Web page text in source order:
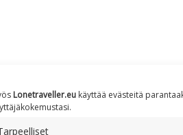
Lonetraveller.eu käyttää evästeitä